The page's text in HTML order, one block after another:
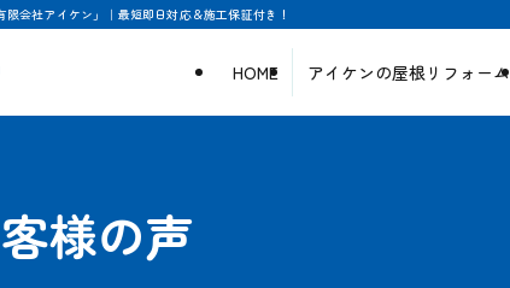
会社アイケン」｜最短即日対応＆施工保証付き！
HOME アイケンの屋根リフォーム
様の声